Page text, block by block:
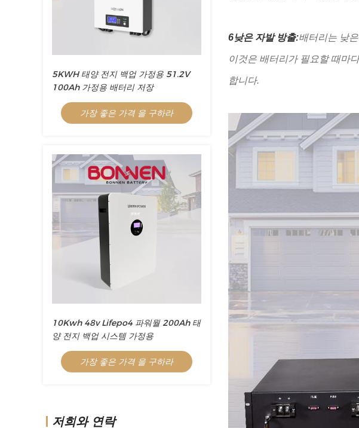
5KWH 태양 전지 백업 가정용 51.2V
100Ah 가정용 배터리 저장
가장 좋은 가격 을 구하라
10Kwh 48v Lifepo4 파워월 200Ah 태
양 전지 백업 시스템 가정용
가장 좋은 가격 을 구하라
저희와 연락
6낮은 자발 방출:배터리는 낮
이것은 배터리가 필요할 때마
합니다.